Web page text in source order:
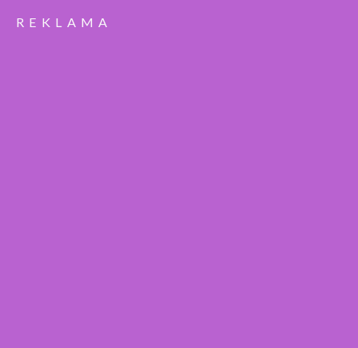
REKLAMA